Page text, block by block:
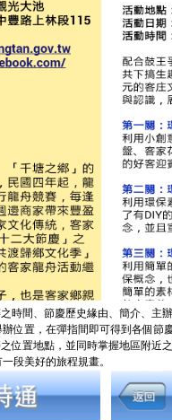
時間、節慶歷史緣由、簡介、主
位置，在彈指間即可得到各個節
位置地點，並同時掌握地區附近
段美好的旅程規畫。